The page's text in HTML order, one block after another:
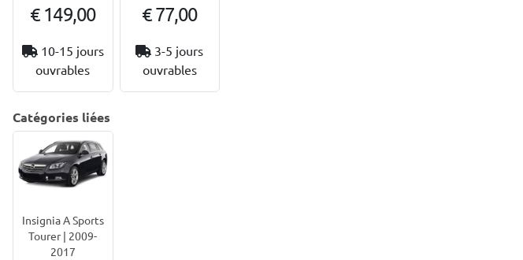
€ 149,00
10-15 jours
ouvrables
€ 77,00
3-5 jours
ouvrables
Catégories liées
Insignia A Sports
Tourer | 2009-
2017